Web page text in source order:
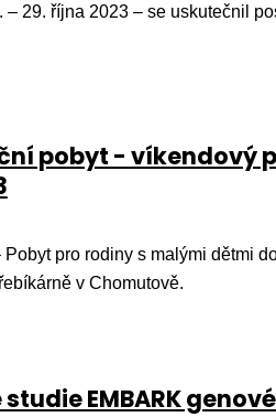
29. října 2023 – se uskutečnil
pobyt - víkendový
pro rodiny s malými dětmi
v Chomutově.
EMBARK